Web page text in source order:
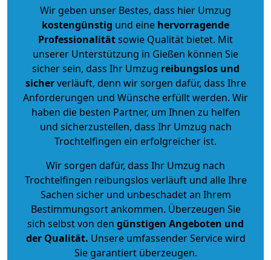
Wir geben unser Bestes, dass hier Umzug
kostengünstig und eine hervorragende
Professionalitätsowie Qualität bietet. Mit
unserer Unterstützung in Gießen können Sie
sicher sein, dass Ihr Umzug reibungslos und
sicherverläuft, denn wir sorgen dafür, dass Ihre
Anforderungen und Wünsche erfüllt werden. Wir
haben die besten Partner, um Ihnen zu helfen
und sicherzustellen, dass Ihr Umzug nach
Trochtelfingen ein erfolgreicher ist.
Wir sorgen dafür, dass Ihr Umzug nach
Trochtelfingen reibungslos verläuft und alle Ihre
Sachen sicher und unbeschadet an Ihrem
Bestimmungsort ankommen. Überzeugen Sie
sich selbst von den günstigen Angeboten und
der Qualität. Unsere umfassender Service wird
Sie garantiert überzeugen.